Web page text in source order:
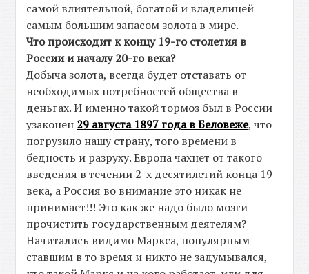
самой влиятельной, богатой и владелицей
самым большим запасом золота в мире.
Что происходит к концу 19-го столетия в
России и началу 20-го века?
Добыча золота, всегда будет отставать от
необходимых потребностей общества в
деньгах. И именно такой тормоз был в России
узаконен 29 августа 1897 года в Беловеже, что
погрузило нашу страну, того времени в
бедность и разруху. Европа чахнет от такого
введения в течении 2-х десятилетий конца 19
века, а Россия во внимание это никак не
принимает!!! Это как же надо было мозги
прочистить государственным деятелям?
Начитались видимо Маркса, популярным
ставшим в то время и никто не задумывался,